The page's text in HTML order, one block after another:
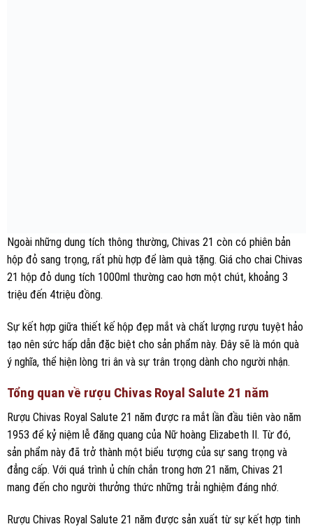
Ngoài những dung tích thông thường, Chivas 21 còn có phiên bản
hộp đỏ sang trọng, rất phù hợp để làm quà tặng. Giá cho chai Chivas
21 hộp đỏ dung tích 1000ml thường cao hơn một chút, khoảng 3
triệu đến 4triệu đồng.
Sự kết hợp giữa thiết kế hộp đẹp mắt và chất lượng rượu tuyệt hảo
tạo nên sức hấp dẫn đặc biệt cho sản phẩm này. Đây sẽ là món quà
ý nghĩa, thể hiện lòng tri ân và sự trân trọng dành cho người nhận.
Tổng quan về rượu Chivas Royal Salute 21 năm
Rượu Chivas Royal Salute 21 năm được ra mắt lần đầu tiên vào năm
1953 để kỷ niệm lễ đăng quang của Nữ hoàng Elizabeth II. Từ đó,
sản phẩm này đã trở thành một biểu tượng của sự sang trọng và
đẳng cấp. Với quá trình ủ chín chắn trong hơn 21 năm, Chivas 21
mang đến cho người thưởng thức những trải nghiệm đáng nhớ.
Rượu Chivas Royal Salute 21 năm được sản xuất từ sự kết hợp tinh